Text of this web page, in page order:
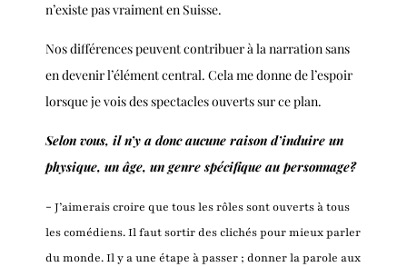
n’existe pas vraiment en Suisse.
Nos différences peuvent contribuer à la narration sans
en devenir l’élément central. Cela me donne de l’espoir
lorsque je vois des spectacles ouverts sur ce plan.
Selon vous, il n’y a donc aucune raison d’induire un
physique, un âge, un genre spécifique au personnage?
- J’aimerais croire que tous les rôles sont ouverts à tous
les comédiens. Il faut sortir des clichés pour mieux parler
du monde. Il y a une étape à passer ; donner la parole aux